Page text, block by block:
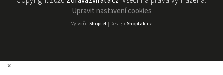
Upravit nastavení cookies
Vytvořil Shoptet| Design Shoptak.cz
×